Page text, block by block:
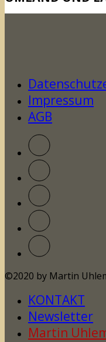
Impressum
AGB
©2020 by Martin
KONTAKT
Newsletter
Martin